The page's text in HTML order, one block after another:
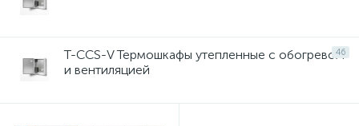
46
T-CCS-V Термошкафы утепленные с обогревом
и вентиляцией